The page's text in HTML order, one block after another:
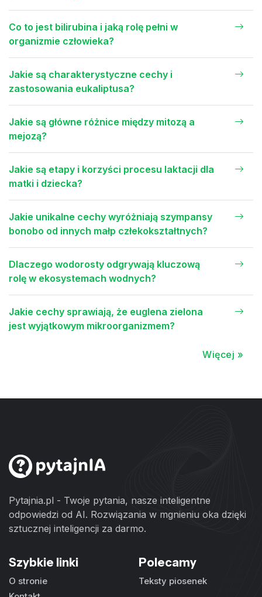
Co to jest bilirubina i jaką rolę pełni w
organizmie człowieka?
Jakie są charakterystyczne cechy i
zastosowania eukaliptusa?
Jakie są główne różnice między mitozą a
mejozą?
Jakie są etapy i korzyści procesu laktacji dla
matki i dziecka?
Jakie unikalne cechy wyróżniają szympansy
bonobo od innych małp człekokształtnych?
Dlaczego wodorosty odgrywają kluczową
rolę w ekosystemach wodnych?
Jakie cechy sprawiają, że euglena zielona
jest wyjątkowym mikroorganizmem?
Więcej »
Pytajnia.pl - Twoje pytania, nasze inteligentne
odpowiedzi od AI. Rozwiązania w mgnieniu oka dzięki
sztucznej inteligencji za darmo.
Szybkie linki
O stronie
Polecamy
Teksty piosenek